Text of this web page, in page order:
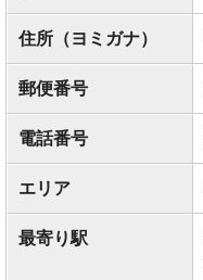
住所（ヨミガナ）
郵便番号
電話番号
エリア
最寄り駅